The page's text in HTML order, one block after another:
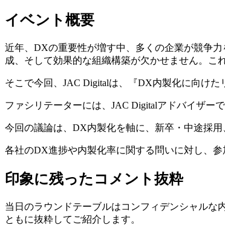
イベント概要
近年、DXの重要性が増す中、多くの企業が競争
成、そして効果的な組織構築が欠かせません。こ
そこで今回、JAC Digitalは、『DX内製化に向け
ファシリテーターには、JAC Digitalアドバイザー
今回の議論は、DX内製化を軸に、新卒・中途採
各社のDX進捗や内製化率に関する問いに対し、
印象に残ったコメント抜粋
当日のラウンドテーブルはコンフィデンシャルな
ともに抜粋してご紹介します。